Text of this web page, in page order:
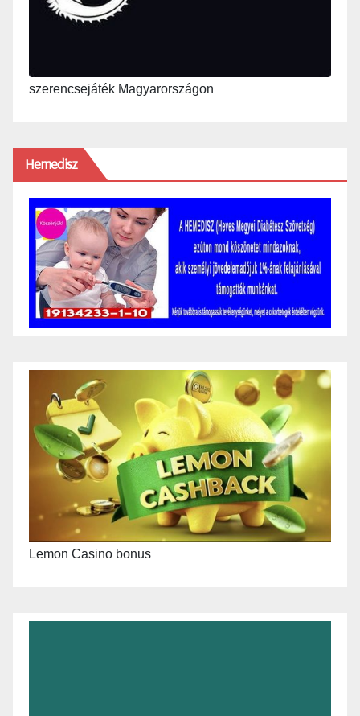
szerencsejáték Magyarországon
Hemedisz
Lemon Casino bonus